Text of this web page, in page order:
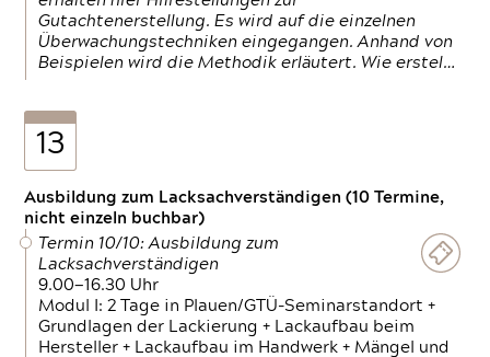
Gutachtenerstellung. Es wird auf die einzelnen
Überwachungstechniken eingegangen. Anhand von
Beispielen wird die Methodik erläutert. Wie erstel…
13
Ausbildung zum Lacksachverständigen (10 Termine,
nicht einzeln buchbar)
Termin 10/10: Ausbildung zum
Lacksachverständigen
9.00—16.30 Uhr
Modul I: 2 Tage in Plauen/GTÜ-Seminarstandort +
Grundlagen der Lackierung + Lackaufbau beim
Hersteller + Lackaufbau im Handwerk + Mängel und